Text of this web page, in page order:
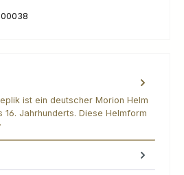
ist ein deutscher Morion Helm
Jahrhunderts. Diese Helmform